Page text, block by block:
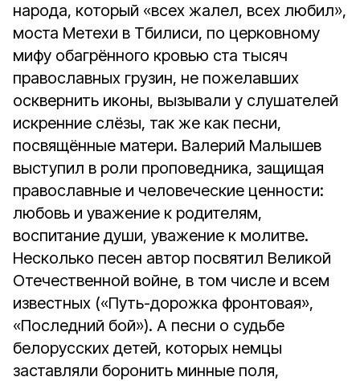
народа, который «всех жалел, всех любил»,
моста Метехи в Тбилиси, по церковному
мифу обагрённого кровью ста тысяч
православных грузин, не пожелавших
осквернить иконы, вызывали у слушателей
искренние слёзы, так же как песни,
посвящённые матери. Валерий Малышев
выступил в роли проповедника, защищая
православные и человеческие ценности:
любовь и уважение к родителям,
воспитание души, уважение к молитве.
Несколько песен автор посвятил Великой
Отечественной войне, в том числе и всем
известных («Путь-дорожка фронтовая»,
«Последний бой»). А песни о судьбе
белорусских детей, которых немцы
заставляли боронить минные поля,